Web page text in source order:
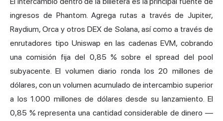
ingresos de Phantom. Agrega rutas a través de Jupiter,
Raydium, Orca y otros DEX de Solana, así como a través de
enrutadores tipo Uniswap en las cadenas EVM, cobrando
una comisión fija del 0,85 % sobre el spread del pool
subyacente. El volumen diario ronda los 20 millones de
dólares, con un volumen acumulado de intercambio superior
a los 1.000 millones de dólares desde su lanzamiento. El
0,85 % representa una cantidad considerable de dinero —